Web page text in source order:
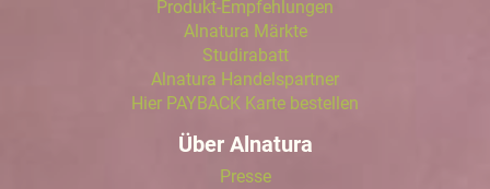
Produkt-Empfehlungen
Alnatura Märkte
Studirabatt
Alnatura Handelspartner
Hier PAYBACK Karte bestellen
Über Alnatura
Presse